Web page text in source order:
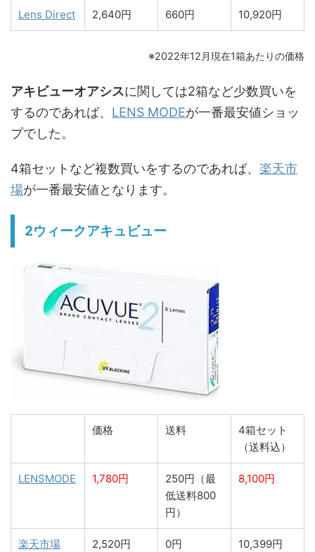
Lens Direct 2,640円 660円 10,920円
※2022年12月現在1箱あたりの価格
アキビューオアシスに関しては2箱など少数買いを
するのであれば、 LENS MODEが一番最安値ショッ
プでした。
4箱セットなど複数買いをするのであれば、 楽天市
場が一番最安値となります。
2ウィークアキュビュー
価格 送料
4箱セット
（送料込）
LENSMODE 1,780円
250円（最
低送料800
円）
8,100円
楽天市場
2,520円 0円 10,399円